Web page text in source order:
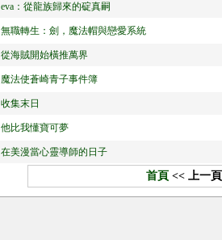
eva：從龍族歸來的碇真嗣
無職轉生：劍，魔法帽與戀愛系統
從海賊開始橫推萬界
魔法使蒼崎青子事件簿
收集末日
他比我懂寶可夢
在美漫當心靈導師的日子
首頁 << 上一頁